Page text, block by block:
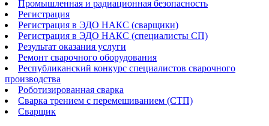
Промышленная и радиационная безопасность
Регистрация
Регистрация в ЭДО НАКС (сварщики)
Регистрация в ЭДО НАКС (специалисты СП)
Результат оказания услуги
Ремонт сварочного оборудования
Республиканский конкурс специалистов сварочного
производства
Роботизированная сварка​
Сварка трением с перемешиванием (СТП)
Сварщик